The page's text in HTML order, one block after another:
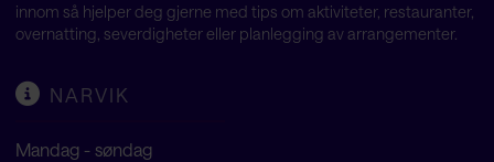
innom så hjelper deg gjerne med tips om aktiviteter, restauranter,
overnatting, severdigheter eller planlegging av arrangementer.
NARVIK
Mandag - søndag